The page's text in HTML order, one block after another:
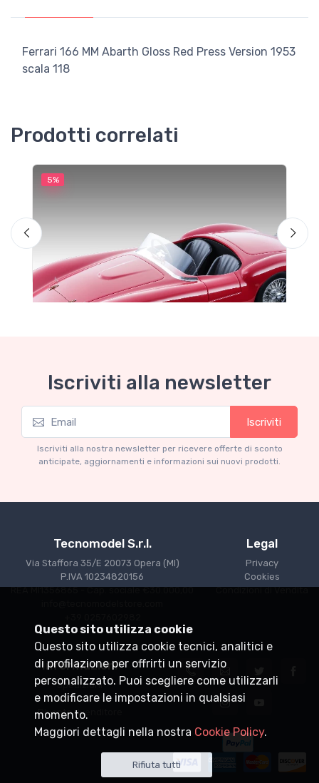
Ferrari 166 MM Abarth Gloss Red Press Version 1953
scala 118
Prodotti correlati
5%
Ferrari 735S Autodromo Press 1953
€227.91 €239.90
Iscriviti alla newsletter
Iscriviti
Iscriviti alla nostra newsletter per ricevere offerte di sconto
anticipate, aggiornamenti e informazioni sui nuovi prodotti.
Tecnomodel S.r.l.
Via Staffora 35/E 20073 Opera (MI)
P.IVA 10234820156
REA MI1356865 - Cap. sociale €30.000,00
Legal
Privacy
Cookies
Condizioni di Vendita
Informazioni
Spedizioni
Punti vendita
Diventa rivenditore
Questo sito utilizza cookie
Questo sito utilizza cookie tecnici, analitici e
di profilazione per offrirti un servizio
personalizzato. Puoi scegliere come utilizzarli
e modificare le impostazioni in qualsiasi
momento.
Maggiori dettagli nella nostra Cookie Policy.
Rifiuta tutti